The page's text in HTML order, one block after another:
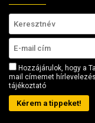
Hozzájárulok, hogy a
mail címemet
tájékoztató
Kérem a tippeket!